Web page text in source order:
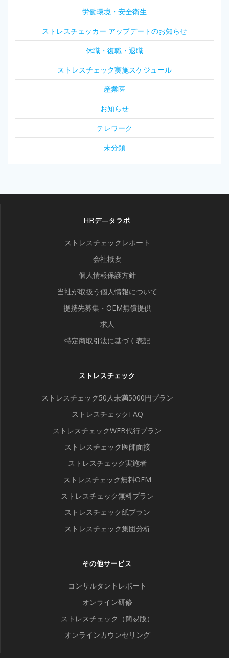
労働環境・安全衛生
ストレスチェッカー アップデートのお知らせ
休職・復職・退職
ストレスチェック実施スケジュール
産業医
お知らせ
テレワーク
未分類
HRデ―タラボ
ストレスチェックレポート
会社概要
個人情報保護方針
当社が取扱う個人情報について
提携先募集・OEM無償提供
求人
特定商取引法に基づく表記
ストレスチェック
ストレスチェック50人未満5000円プラン
ストレスチェックFAQ
ストレスチェックWEB代行プラン
ストレスチェック医師面接
ストレスチェック実施者
ストレスチェック無料OEM
ストレスチェック無料プラン
ストレスチェック紙プラン
ストレスチェック集団分析
その他サービス
コンサルタントレポート
オンライン研修
ストレスチェック（簡易版）
オンラインカウンセリング